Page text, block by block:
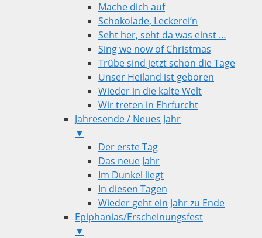
Mache dich auf
Schokolade, Leckerei’n
Seht her, seht da was einst …
Sing we now of Christmas
Trübe sind jetzt schon die Tage
Unser Heiland ist geboren
Wieder in die kalte Welt
Wir treten in Ehrfurcht
Jahresende / Neues Jahr
▼
Der erste Tag
Das neue Jahr
Im Dunkel liegt
In diesen Tagen
Wieder geht ein Jahr zu Ende
Epiphanias/Erscheinungsfest
▼